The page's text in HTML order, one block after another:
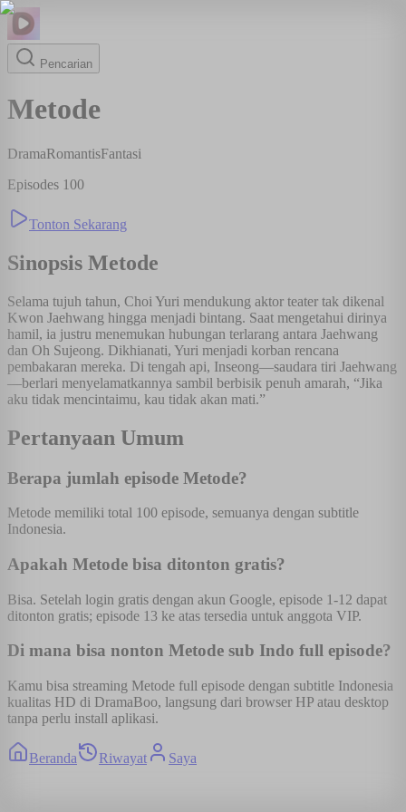
Pencarian
Metode
DramaRomantisFantasi
Episodes 100
Tonton Sekarang
Sinopsis Metode
Selama tujuh tahun, Choi Yuri mendukung aktor teater tak dikenal
Kwon Jaehwang hingga menjadi bintang. Saat mengetahui dirinya
hamil, ia justru menemukan hubungan terlarang antara Jaehwang
dan Oh Sujeong. Dikhianati, Yuri menjadi korban rencana
pembakaran mereka. Di tengah api, Inseong—saudara tiri Jaehwang
—berlari menyelamatkannya sambil berbisik penuh amarah, “Jika
aku tidak mencintaimu, kau tidak akan mati.”
Pertanyaan Umum
Berapa jumlah episode Metode?
Metode memiliki total 100 episode, semuanya dengan subtitle
Indonesia.
Apakah Metode bisa ditonton gratis?
Bisa. Setelah login gratis dengan akun Google, episode 1-12 dapat
ditonton gratis; episode 13 ke atas tersedia untuk anggota VIP.
Di mana bisa nonton Metode sub Indo full episode?
Kamu bisa streaming Metode full episode dengan subtitle Indonesia
kualitas HD di DramaBoo, langsung dari browser HP atau desktop
tanpa perlu install aplikasi.
Beranda Riwayat Saya